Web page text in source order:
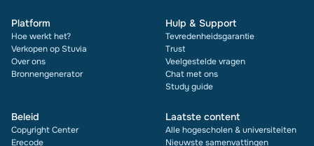
Platform
Hoe werkt het?
Verkopen op Stuvia
Over ons
Bronnengenerator
Hulp & Support
Tevredenheidsgarantie
Trust
Veelgestelde vragen
Chat met ons
Study guide
Beleid
Copyright Center
Erecode
Laatste content
Alle hogescholen & universiteiten
Nieuwste samenvattingen